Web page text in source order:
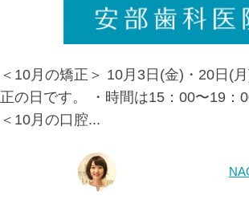
＜10月の矯正＞ 10月3日(金)・20日(
正の日です。 ・時間は15：00〜19：
＜10月の口腔...